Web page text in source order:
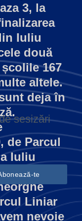
3, la
Iuliu
două
167
altele.
deja în
de Parcul
Iuliu
de Poștă
Liniar
nevoie
sesizări